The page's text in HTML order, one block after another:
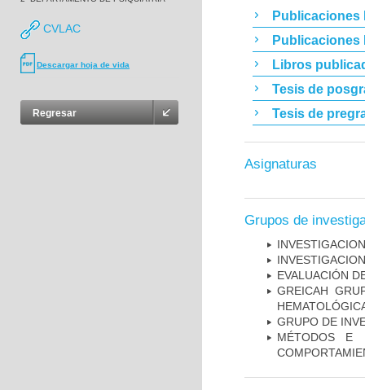
CVLAC
Descargar hoja de vida
Regresar
Publicaciones
Publicaciones
Libros
Tesis de
Tesis de
Asignaturas
Grupos de
EVALUACIÓN
GREICAH
GRUPO DE
MÉTODOS E